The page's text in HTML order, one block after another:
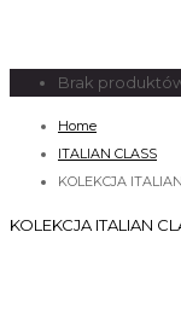
Brak
Home
ITALIAN CLASS
KOLEKCJA
KOLEKCJA ITALIAN